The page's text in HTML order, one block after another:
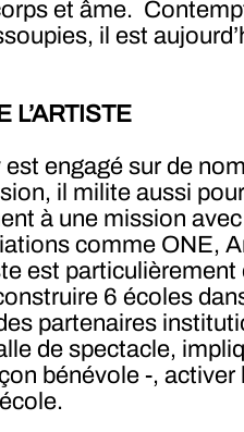
et âme.
il est
L’ARTISTE
est engagé sur de
il milite aussi
à une mission
comme ONE,
est
6 écoles
partenaires
de spectacle,
bénévole -,